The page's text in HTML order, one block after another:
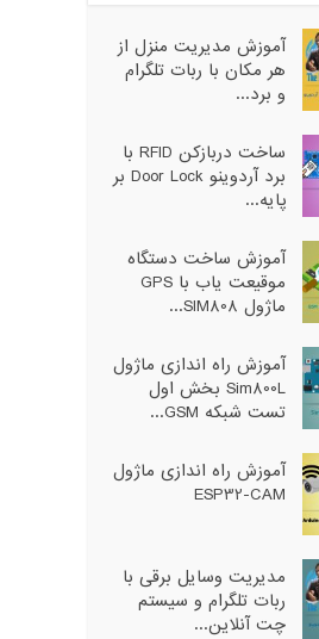
آموزش مدیریت منزل از
هر مکان با ربات تلگرام
و برد...
ساخت دربازکن RFID با
برد آردوینو Door Lock بر
پایه...
آموزش ساخت دستگاه
موقیعت یاب با GPS
ماژول SIM808...
آموزش راه اندازی ماژول
Sim800L بخش اول
تست شبکه GSM...
آموزش راه اندازی ماژول
ESP32-CAM
مدیریت وسایل برقی با
ربات تلگرام و سیستم
چت آنلاین...